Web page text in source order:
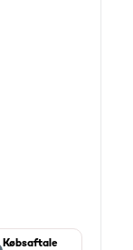
Købsaftale